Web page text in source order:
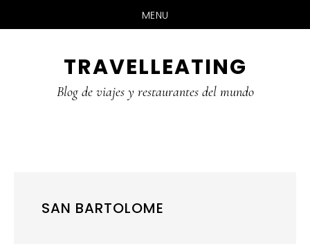
MENU
TRAVELLEATING
Blog de viajes y restaurantes del mundo
SAN BARTOLOME